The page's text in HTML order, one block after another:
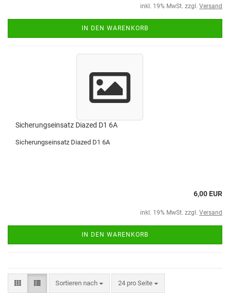
inkl. 19% MwSt. zzgl. Versand
IN DEN WARENKORB
Sicherungseinsatz Diazed D1 6A
Sicherungseinsatz Diazed D1 6A
6,00 EUR
inkl. 19% MwSt. zzgl. Versand
IN DEN WARENKORB
Sortieren nach 24 pro Seite